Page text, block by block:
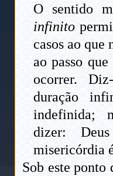
O sentido
infinito
casos ao que
ao passo
ocorrer.
duração
indefinida;
dizer:
misericórdia
Sob este ponto